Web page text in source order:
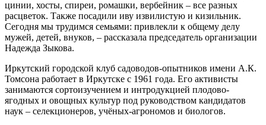
цинии, хосты, спиреи, ромашки, вербейник – все разных
расцветок. Также посадили иву извилистую и кизильник.
Сегодня мы трудимся семьями: привлекли к общему делу
мужей, детей, внуков, – рассказала председатель организации
Надежда Зыкова.
Иркутский городской клуб садоводов-опытников имени А.К.
Томсона работает в Иркутске с 1961 года. Его активисты
занимаются сортоизучением и интродукцией плодово-
ягодных и овощных культур под руководством кандидатов
наук – селекционеров, учёных-агрономов и биологов.